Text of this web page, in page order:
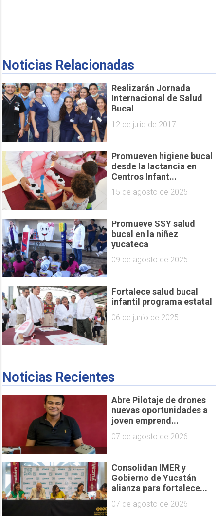
Noticias Relacionadas
Realizarán Jornada
Internacional de Salud
Bucal
12 de julio de 2017
Promueven higiene bucal
desde la lactancia en
Centros Infant...
15 de agosto de 2025
Promueve SSY salud
bucal en la niñez
yucateca
09 de agosto de 2025
Fortalece salud bucal
infantil programa estatal
06 de junio de 2025
Noticias Recientes
Abre Pilotaje de drones
nuevas oportunidades a
joven emprend...
07 de agosto de 2026
Consolidan IMER y
Gobierno de Yucatán
alianza para fortalece...
07 de agosto de 2026